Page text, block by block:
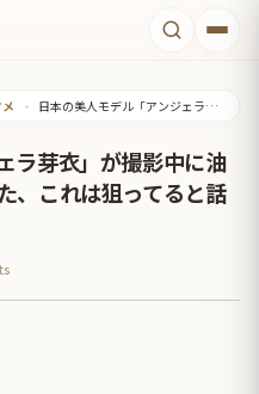
• 日本の美人モデル「アンジェラ芽衣」が撮影中に油断した結果！今年一番笑った、これは狙ってると話題に！【タイ人の反応】
ラ芽衣」が撮影中に油
、これは狙ってると話